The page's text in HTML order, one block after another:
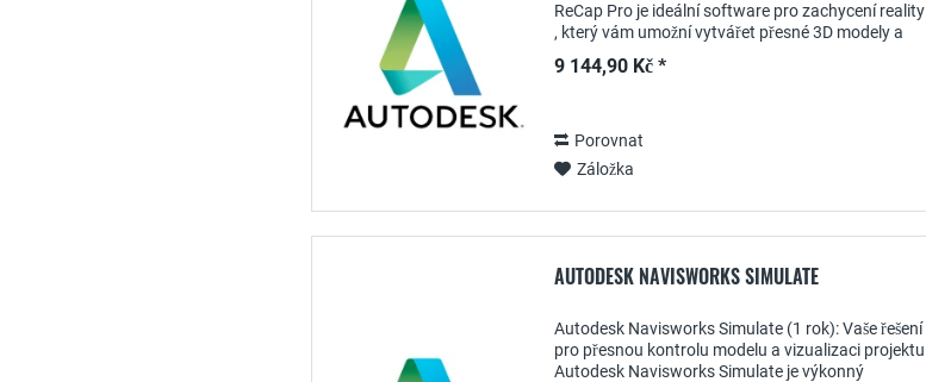
ReCap Pro je ideální software pro zachycení reality
, který vám umožní vytvářet přesné 3D modely a
9 144,90 Kč *
Porovnat
Záložka
AUTODESK NAVISWORKS SIMULATE
Autodesk Navisworks Simulate (1 rok): Vaše řešení
pro přesnou kontrolu modelu a vizualizaci projektu
Autodesk Navisworks Simulate je výkonný